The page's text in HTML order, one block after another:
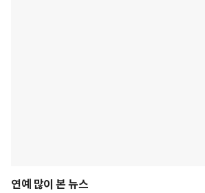
연예 많이 본 뉴스